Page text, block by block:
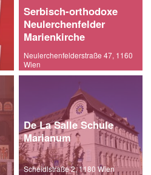
Serbisch-orthodoxe
Neulerchenfelder
Marienkirche
Neulerchenfelderstraße 47, 1160
Wien
De La Salle Schule
Marianum
Scheidlstraße 2, 1180 Wien